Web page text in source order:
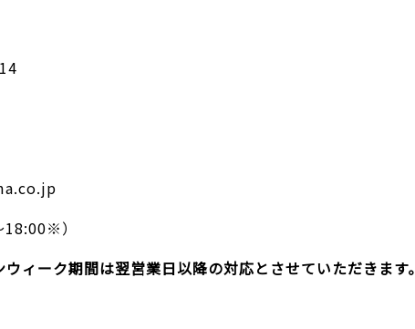
）
ィーク期間は翌営業日以降の対応とさせていただきます。